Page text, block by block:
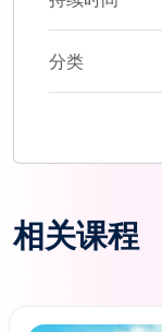
分类
相关课程